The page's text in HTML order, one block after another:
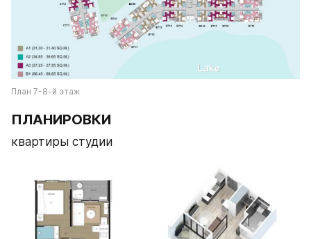
План 7-8-й этаж
ПЛАНИРОВКИ
квартиры студии